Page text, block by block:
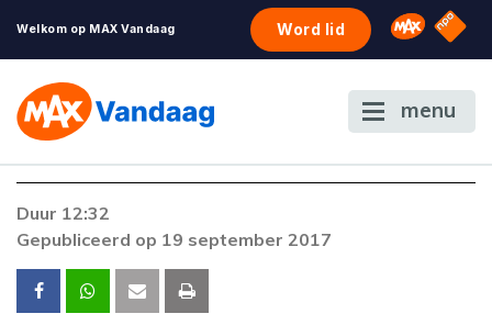
Welkom op MAX Vandaag Word lid Omroep
NPO
menu
De gewenste stream is op dit moment niet
voordoen, neem dan contact op met onze
klantenservice.
Duur 12:32
Gepubliceerd op 19 september 2017